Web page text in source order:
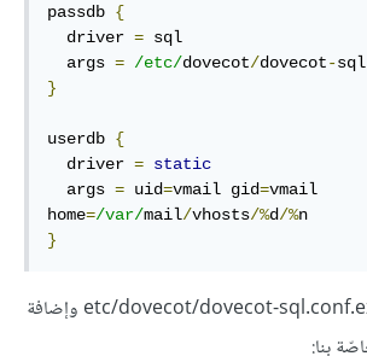
passdb {
  driver
= sql
  args
= /etc/dovecot/dovecot-sql
}
userdb {
  driver
= static
  args
= uid=vmail gid=vmail
home=/var/mail/vhosts/%d/%
}
نحتاج تعديل ملفّ /etc/dovecot/dovecot-sql.conf.ext وإضافة